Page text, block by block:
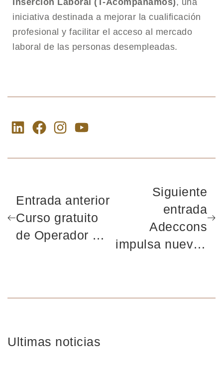
Inserción Laboral (T-Acompañamos), una
iniciativa destinada a mejorar la cualificación
profesional y facilitar el acceso al mercado
laboral de las personas desempleadas.
Entrada anterior
Curso gratuito
de Operador de
desempleadas
Siguiente
entrada
Adeccons
impulsa nuevas
programa T-
Ultimas noticias